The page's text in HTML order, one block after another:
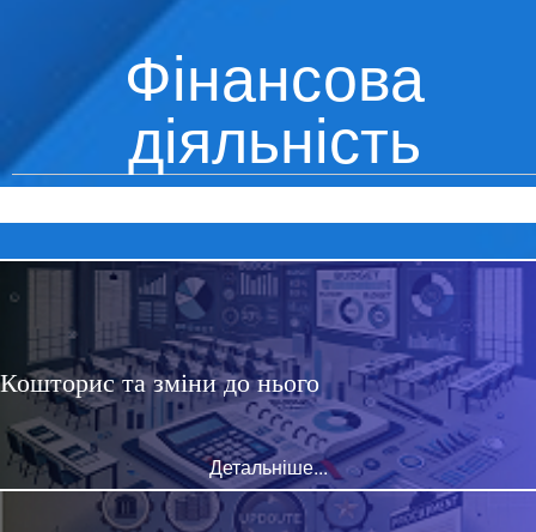
Фінансова
діяльність
Кошторис та зміни до нього
Детальніше...